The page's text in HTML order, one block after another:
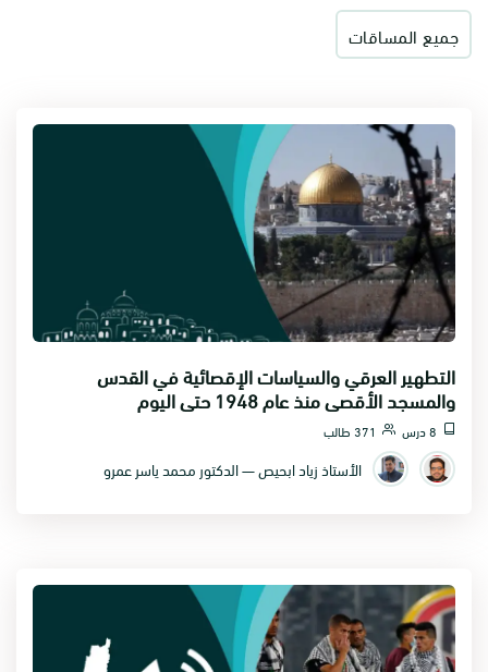
جميع المساقات
التطهير العرقي والسياسات الإقصائية في القدس
والمسجد الأقصى منذ عام 1948 حتى اليوم
8 درس 371 طالب
الأستاذ زياد ابحيص — الدكتور محمد ياسر عمرو